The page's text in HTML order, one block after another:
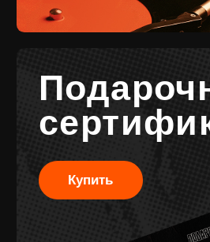
© 2017-2026 ВИНИЛ
ФЭМИЛИ
Разработка
брендинга